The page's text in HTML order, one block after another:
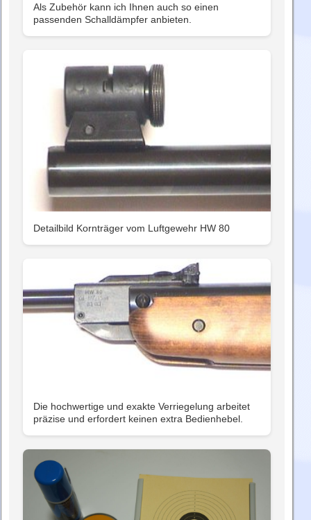
Als Zubehör kann ich Ihnen auch so einen
passenden Schalldämpfer anbieten.
Detailbild Kornträger vom Luftgewehr HW 80
Die hochwertige und exakte Verriegelung arbeitet
präzise und erfordert keinen extra Bedienhebel.